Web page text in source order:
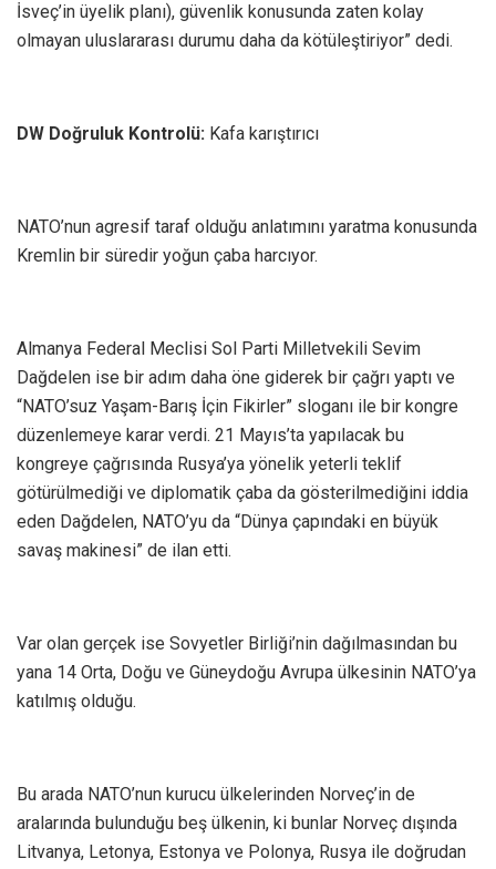
İsveç’in üyelik planı), güvenlik konusunda zaten kolay
olmayan uluslararası durumu daha da kötüleştiriyor” dedi.
DW Doğruluk Kontrolü: Kafa karıştırıcı
NATO’nun agresif taraf olduğu anlatımını yaratma konusunda
Kremlin bir süredir yoğun çaba harcıyor.
Almanya Federal Meclisi Sol Parti Milletvekili Sevim
Dağdelen ise bir adım daha öne giderek bir çağrı yaptı ve
“NATO’suz Yaşam-Barış İçin Fikirler” sloganı ile bir kongre
düzenlemeye karar verdi. 21 Mayıs’ta yapılacak bu
kongreye çağrısında Rusya’ya yönelik yeterli teklif
götürülmediği ve diplomatik çaba da gösterilmediğini iddia
eden Dağdelen, NATO’yu da “Dünya çapındaki en büyük
savaş makinesi” de ilan etti.
Var olan gerçek ise Sovyetler Birliği’nin dağılmasından bu
yana 14 Orta, Doğu ve Güneydoğu Avrupa ülkesinin NATO’ya
katılmış olduğu.
Bu arada NATO’nun kurucu ülkelerinden Norveç’in de
aralarında bulunduğu beş ülkenin, ki bunlar Norveç dışında
Litvanya, Letonya, Estonya ve Polonya, Rusya ile doğrudan